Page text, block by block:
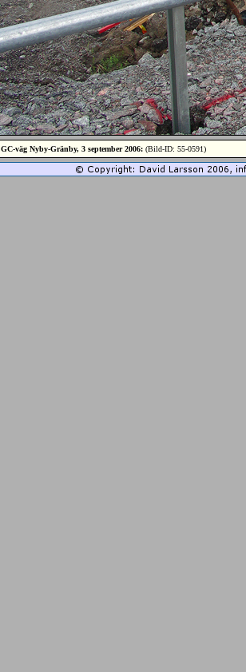
GC-väg Nyby-Gränby, 3 september 2006: (Bild-ID: 55-0591)